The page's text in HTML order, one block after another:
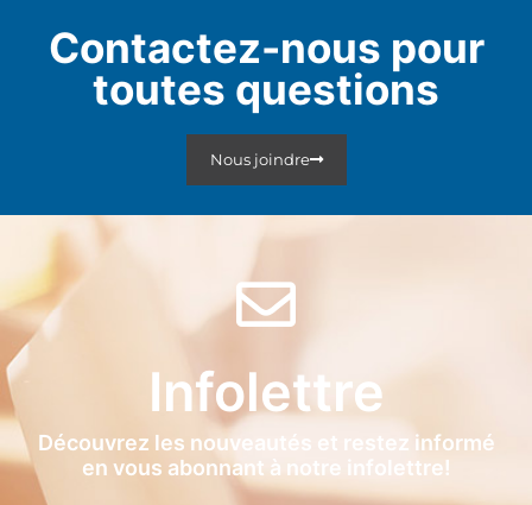
Contactez-nous pour
toutes questions
Nous joindre
Infolettre
Découvrez les nouveautés et restez informé
en vous abonnant à notre infolettre!